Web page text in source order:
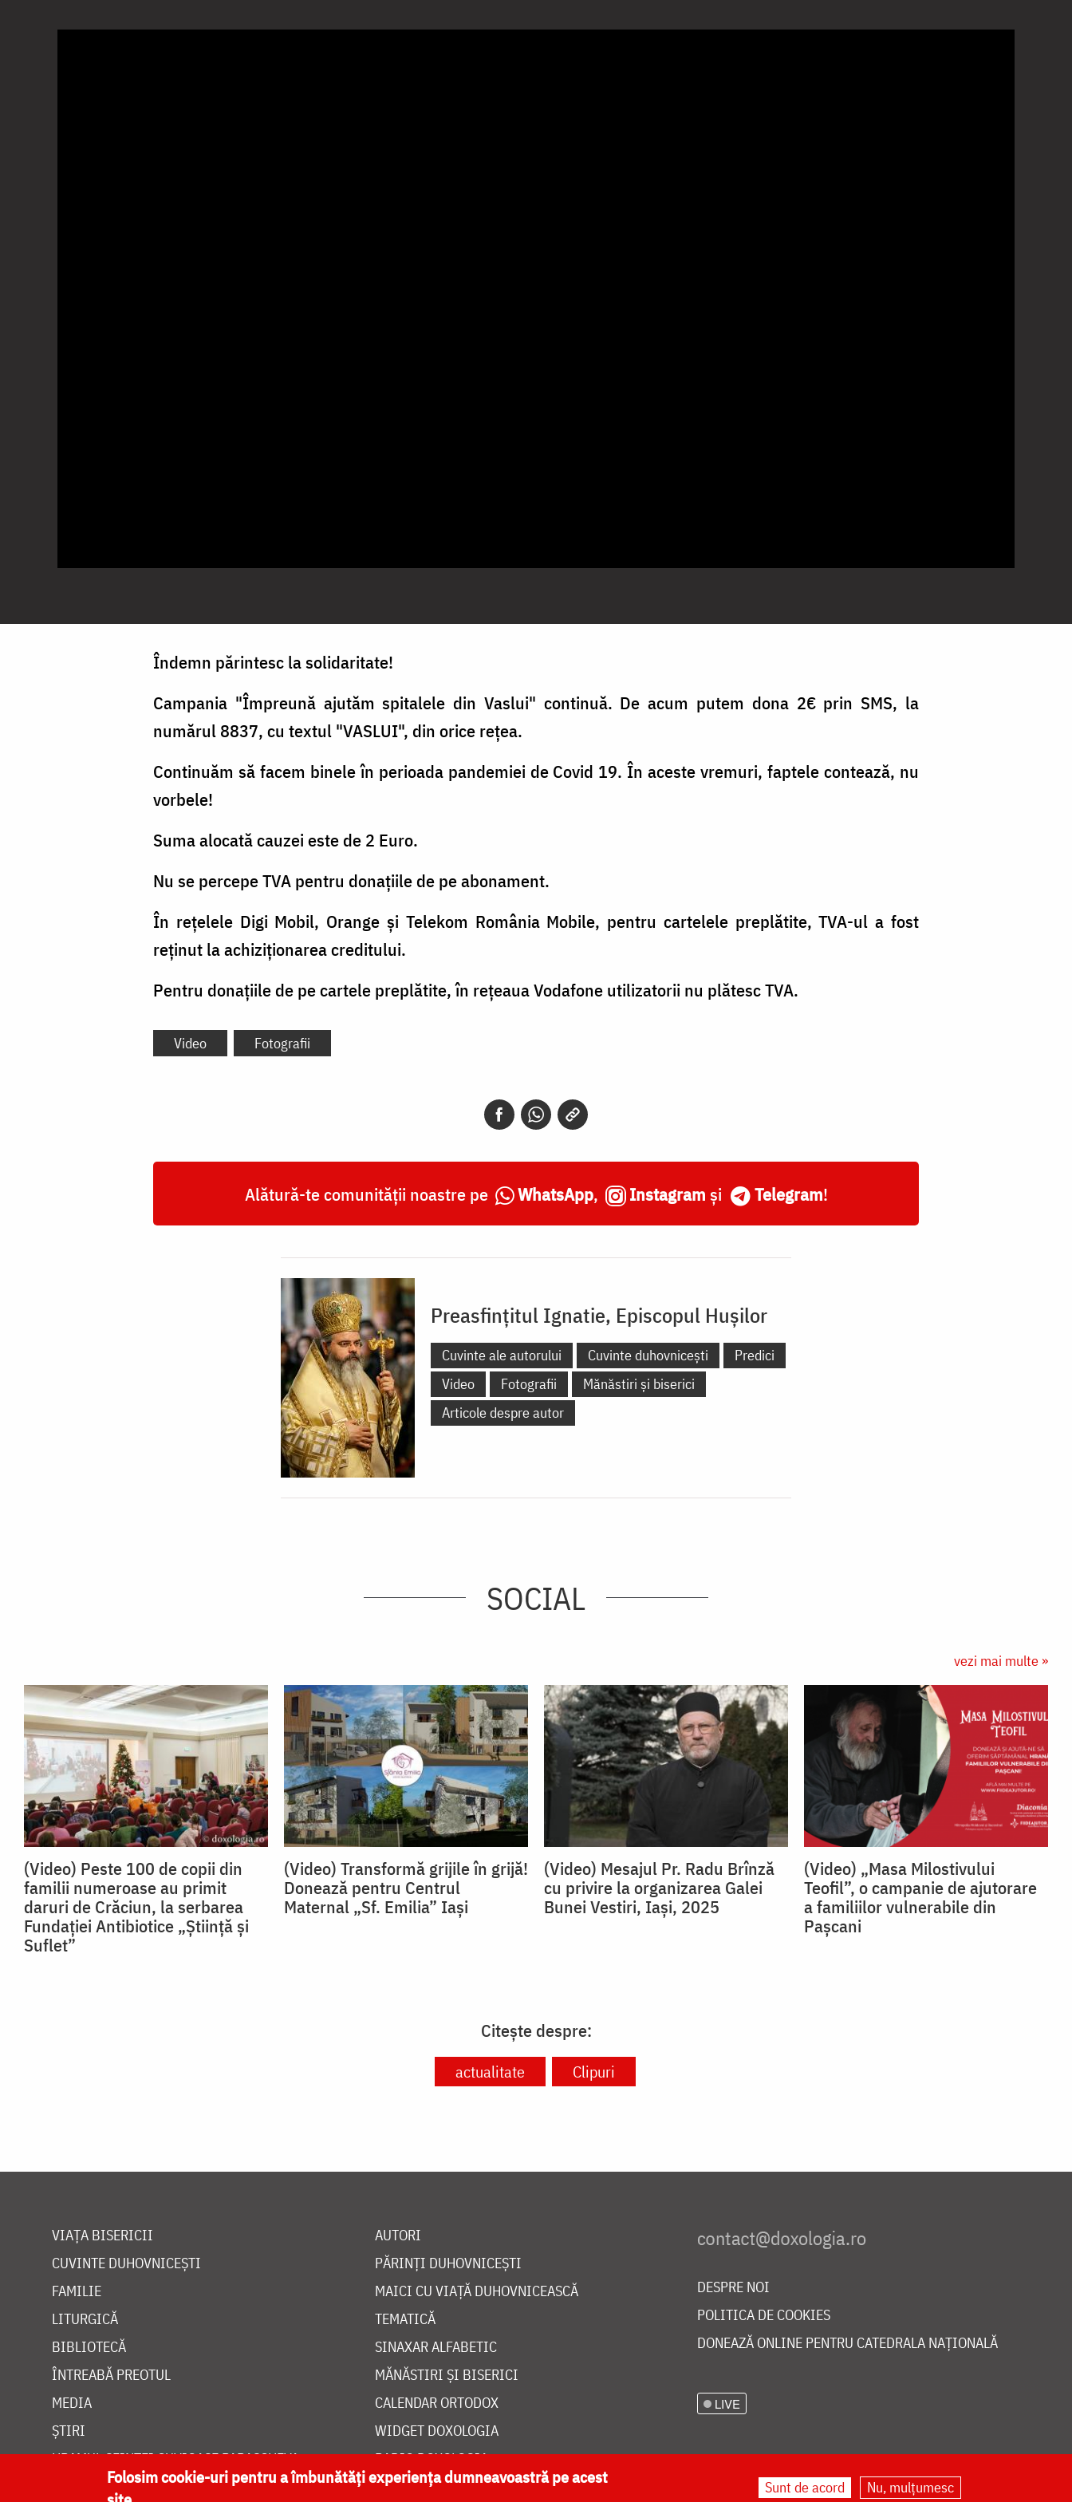
Îndemn părintesc la solidaritate!
Campania "Împreună ajutăm spitalele din Vaslui" continuă. De acum putem dona 2€ prin SMS, la
numărul 8837, cu textul "VASLUI", din orice rețea.
Continuăm să facem binele în perioada pandemiei de Covid 19. În aceste vremuri, faptele contează, nu
vorbele!
Suma alocată cauzei este de 2 Euro.
Nu se percepe TVA pentru donațiile de pe abonament.
În rețelele Digi Mobil, Orange și Telekom România Mobile, pentru cartelele preplătite, TVA-ul a fost
reţinut la achiziţionarea creditului.
Pentru donaţiile de pe cartele preplătite, în reţeaua Vodafone utilizatorii nu plătesc TVA.
Video Fotografii
Alătură-te comunității noastre pe WhatsApp, Instagram și Telegram!
Preasfințitul Ignatie, Episcopul Hușilor
Cuvinte ale autorului Cuvinte duhovnicești
Predici
Video
Fotografii
Mănăstiri și biserici
Articole despre autor
SOCIAL
vezi mai multe »
(Video) Peste 100 de copii din
familii numeroase au primit
daruri de Crăciun, la serbarea
Fundației Antibiotice „Știință și
Suflet”
(Video) Transformă grijile în grijă!
Donează pentru Centrul
Maternal „Sf. Emilia” Iași
(Video) Mesajul Pr. Radu Brînză
cu privire la organizarea Galei
Bunei Vestiri, Iași, 2025
(Video) „Masa Milostivului
Teofil”, o campanie de ajutorare
a familiilor vulnerabile din
Pașcani
Citește despre:
actualitate Clipuri
VIAȚA BISERICII
CUVINTE DUHOVNICEȘTI
FAMILIE
LITURGICĂ
BIBLIOTECĂ
ÎNTREABĂ PREOTUL
MEDIA
ȘTIRI
HRAMUL SFINTEI CUVIOASE PARASCHEVA
AUTORI
PĂRINȚI DUHOVNICEȘTI
MAICI CU VIAȚĂ DUHOVNICEASCĂ
TEMATICĂ
SINAXAR ALFABETIC
MĂNĂSTIRI ȘI BISERICI
CALENDAR ORTODOX
WIDGET DOXOLOGIA
RADIO DOXOLOGIA
DESPRE NOI
POLITICA DE COOKIES
DONEAZĂ ONLINE PENTRU CATEDRALA NAȚIONALĂ
LIVE
Folosim cookie-uri pentru a îmbunătăți experiența dumneavoastră pe acest
Sunt de acord Nu, mulțumesc